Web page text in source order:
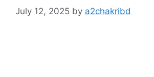
July 12, 2025 by a2chakribd